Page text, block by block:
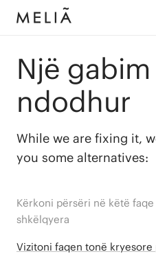
Një gabim
ndodhur
While we are fixing it,
you some alternatives:
Kërkoni përsëri në këtë
shkëlqyera
Vizitoni faqen tonë